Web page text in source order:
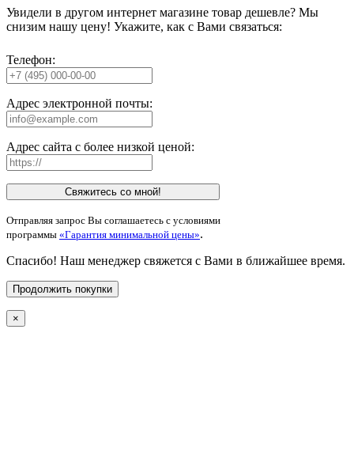
Увидели в другом интернет магазине товар дешевле? Мы
снизим нашу цену! Укажите, как с Вами связаться:
Телефон:
Адрес электронной почты:
Адрес сайта с более низкой ценой:
Свяжитесь со мной!
Отправляя запрос Вы соглашаетесь с условиями
программы «Гарантия минимальной цены».
Спасибо! Наш менеджер свяжется с Вами в ближайшее время.
Продолжить покупки
×